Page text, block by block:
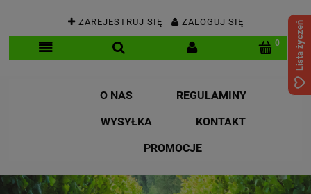
ZAREJESTRUJ SIĘ ZALOGUJ SIĘ
O NAS
REGULAMINY
WYSYŁKA
KONTAKT
PROMOCJE
Lista życzeń